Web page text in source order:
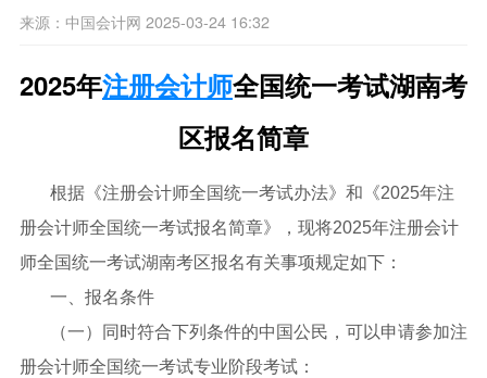
来源：中国会计网 2025-03-24 16:32
2025年注册会计师全国统一考试湖南考
区报名简章
根据《注册会计师全国统一考试办法》和《2025年注
册会计师全国统一考试报名简章》，现将2025年注册会计
师全国统一考试湖南考区报名有关事项规定如下：
一、报名条件
（一）同时符合下列条件的中国公民，可以申请参加注
册会计师全国统一考试专业阶段考试：